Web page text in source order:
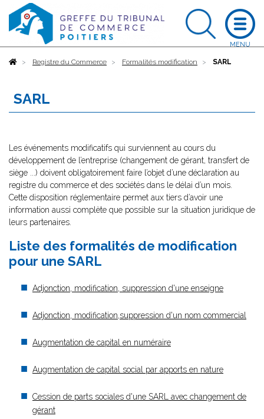
AccueilRegistre du Commerce Formalités modification SARL
SARL
Les événements modificatifs qui surviennent au cours du
développement de l’entreprise (changement de gérant, transfert de
siège ...) doivent obligatoirement faire l’objet d’une déclaration au
registre du commerce et des sociétés dans le délai d’un mois.
Cette disposition réglementaire permet aux tiers d’avoir une
information aussi complète que possible sur la situation juridique de
leurs partenaires.
Liste des formalités de modification
pour une SARL
Adjonction, modification, suppression d'une enseigne
Adjonction, modification,suppression d'un nom commercial
Augmentation de capital en numéraire
Augmentation de capital social par apports en nature
Cession de parts sociales d'une SARL avec changement de
gérant